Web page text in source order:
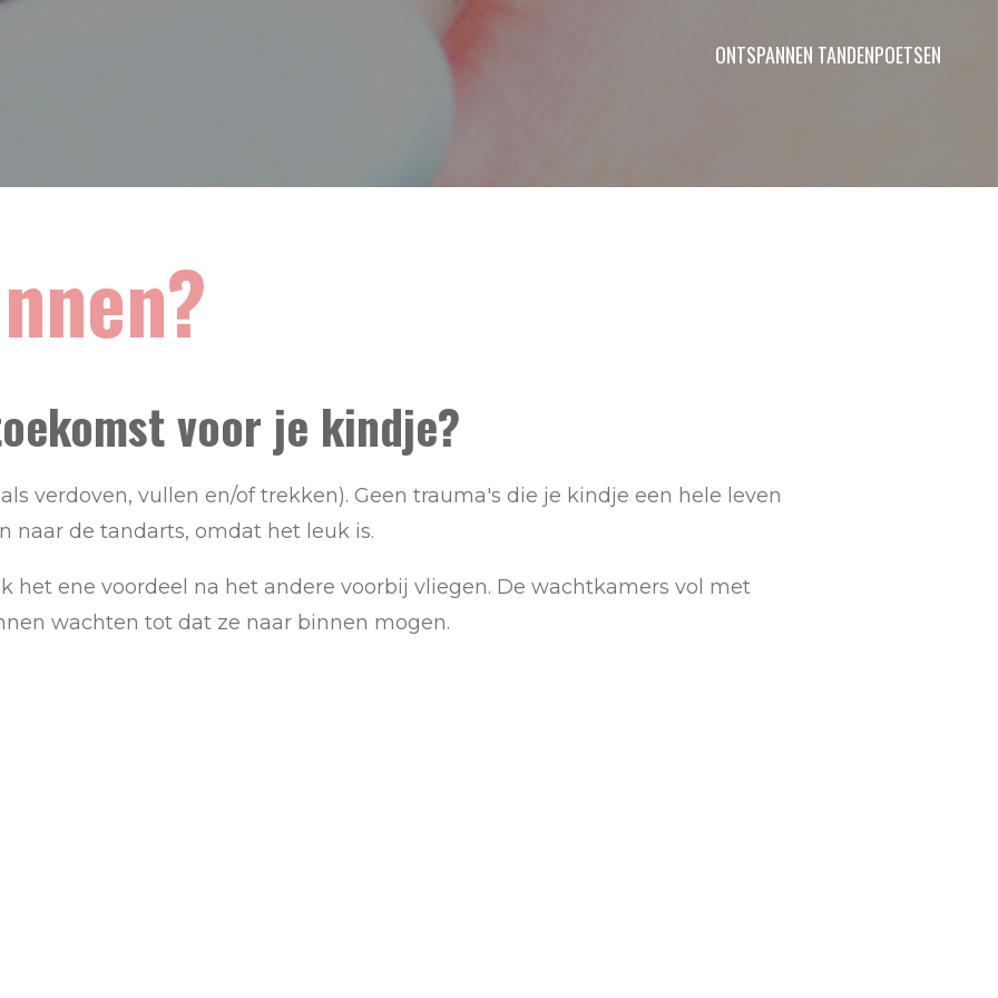
ONTSPANNEN TANDENPOETSEN
voor je kindje?
verdoven, vullen en/of trekken). Geen trauma's die je kindje een hele leven
naar de tandarts, omdat het leuk is.
het ene voordeel na het andere voorbij vliegen. De wachtkamers vol met
wachten tot dat ze naar binnen mogen.